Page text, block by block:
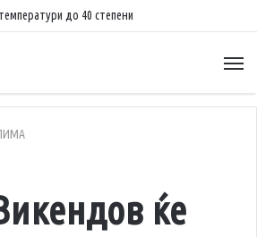
до 40 степени
ќе